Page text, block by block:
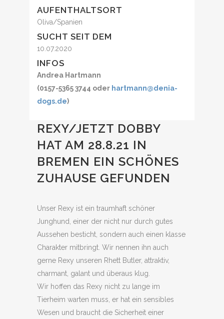
AUFENTHALTSORT
Oliva/Spanien
SUCHT SEIT DEM
10.07.2020
INFOS
Andrea Hartmann
(0157-5365 3744 oder hartmann@denia-
dogs.de)
REXY/JETZT DOBBY
HAT AM 28.8.21 IN
BREMEN EIN SCHÖNES
ZUHAUSE GEFUNDEN
Unser Rexy ist ein traumhaft schöner
Junghund, einer der nicht nur durch gutes
Aussehen besticht, sondern auch einen klasse
Charakter mitbringt. Wir nennen ihn auch
gerne Rexy unseren Rhett Butler, attraktiv,
charmant, galant und überaus klug.
Wir hoffen das Rexy nicht zu lange im
Tierheim warten muss, er hat ein sensibles
Wesen und braucht die Sicherheit einer